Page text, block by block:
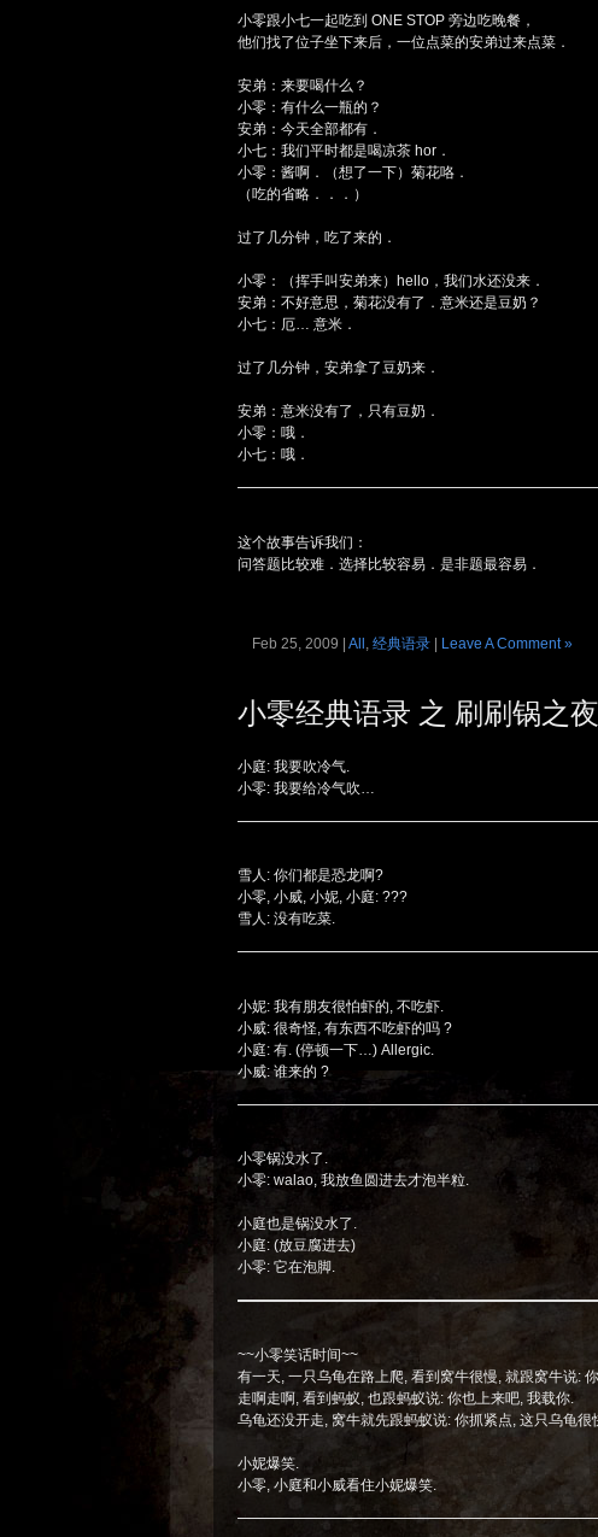
小零跟小七一起吃到 ONE STOP 旁边吃晚餐，
他们找了位子坐下来后，一位点菜的安弟过来点菜．
安弟：来要喝什么？
小零：有什么一瓶的？
安弟：今天全部都有．
小七：我们平时都是喝凉茶 hor．
小零：酱啊．（想了一下）菊花咯．
（吃的省略．．．）
过了几分钟，吃了来的．
小零：（挥手叫安弟来）hello，我们水还没来．
安弟：不好意思，菊花没有了．意米还是豆奶？
小七：厄… 意米．
过了几分钟，安弟拿了豆奶来．
安弟：意米没有了，只有豆奶．
小零：哦．
小七：哦．
这个故事告诉我们：
问答题比较难．选择比较容易．是非题最容易．
Feb 25, 2009 | All 经典语录 | Leave A Comment »
小零经典语录 之 刷刷锅之夜
小庭: 我要吹冷气.
小零: 我要给冷气吹…
雪人: 你们都是恐龙啊?
小零, 小威, 小妮, 小庭: ???
雪人: 没有吃菜.
小妮: 我有朋友很怕虾的, 不吃虾.
小威: 很奇怪, 有东西不吃虾的吗 ?
小庭: 有. (停顿一下…) Allergic.
小威: 谁来的 ?
小零锅没水了.
小零: walao, 我放鱼圆进去才泡半粒.
小庭也是锅没水了.
小庭: (放豆腐进去)
小零: 它在泡脚.
~~小零笑话时间~~
有一天, 一只乌龟在路上爬, 看到窝牛很慢, 就跟窝牛说:
走啊走啊, 看到蚂蚁, 也跟蚂蚁说: 你也上来吧, 我载你.
乌龟还没开走, 窝牛就先跟蚂蚁说: 你抓紧点, 这只乌龟很
小妮爆笑.
小零, 小庭和小威看住小妮爆笑.